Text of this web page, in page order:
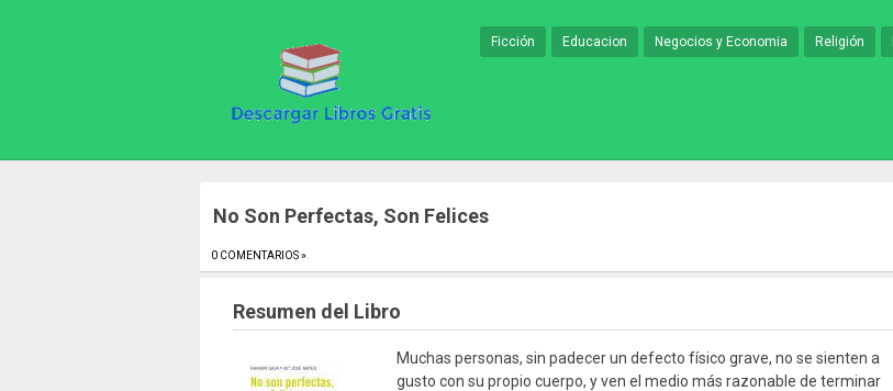
Ficción Educacion Negocios y Economia Religión
No Son Perfectas, Son Felices
0 COMENTARIOS »
Resumen del Libro
Muchas personas, sin padecer un defecto físico grave, no se sienten a
gusto con su propio cuerpo, y ven el medio más razonable de terminar